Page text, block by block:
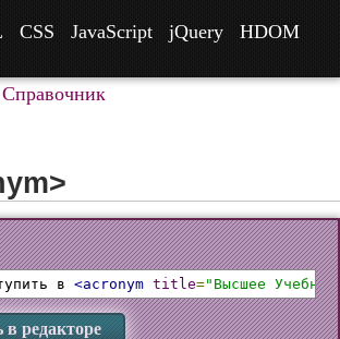
CSS JavaScript jQuery
HDOM
в <acronym title="Высшее
в редакторе